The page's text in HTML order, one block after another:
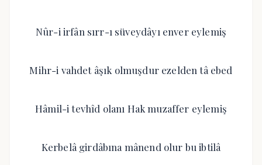
Nûr-i irfân sırr-ı süveydâyı enver eylemiş
Mihr-i vahdet âşık olmuşdur ezelden tâ ebed
Hâmil-i tevhîd olanı Hak muzaffer eylemiş
Kerbelâ girdâbına mânend olur bu ibtilâ